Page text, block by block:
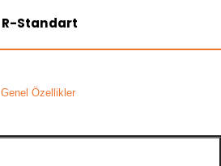
R-Standart
Genel Özellikler